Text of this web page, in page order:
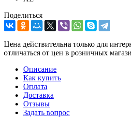
Поделиться
Цена действительна только для
отличаться от цен в розничных
Описание
Как купить
Оплата
Доставка
Отзывы
Задать вопрос